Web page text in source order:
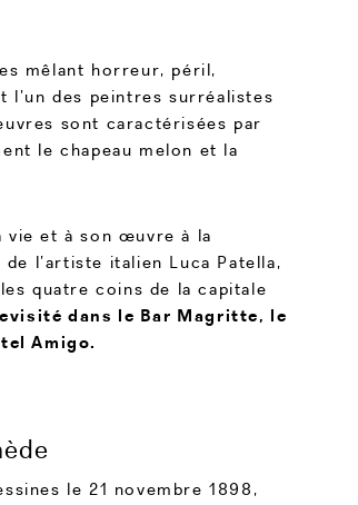
mêlant horreur, péril,
des peintres surréalistes
sont caractérisées par
le chapeau melon et la
vie et à son œuvre à la
l’artiste italien Luca Patella,
quatre coins de la capitale
dans le Bar Magritte, le
Amigo.
le 21 novembre 1898,